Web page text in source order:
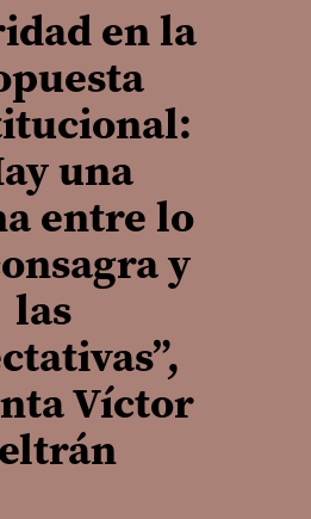
en la
una
entre lo
y
las
Víctor